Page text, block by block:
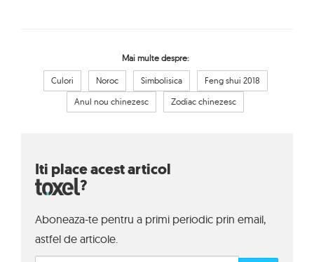
Mai multe despre:
Culori Noroc Simbolisica
Feng shui 2018
Anul nou chinezesc
Zodiac chinezesc
Iti place acest articol
?
Aboneaza-te pentru a primi periodic prin email,
astfel de articole.